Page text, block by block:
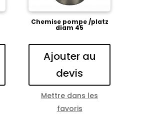
Chemise pompe /platz
diam 45
Ajouter au
devis
Mettre dans les
favoris